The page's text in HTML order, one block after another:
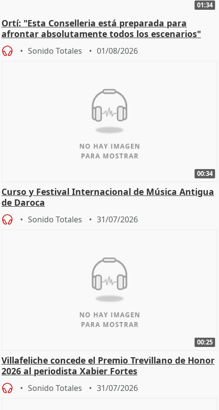
01:34
Ortí: "Esta Conselleria está preparada para
afrontar absolutamente todos los escenarios"
Sonido Totales 01/08/2026
00:34
Curso y Festival Internacional de Música Antigua
de Daroca
Sonido Totales 31/07/2026
00:25
Villafeliche concede el Premio Trevillano de Honor
2026 al periodista Xabier Fortes
Sonido Totales 31/07/2026